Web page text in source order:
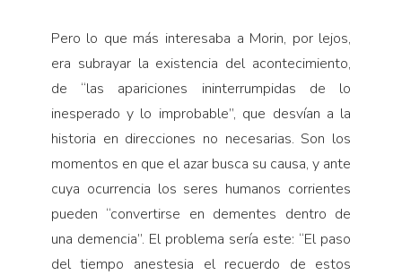
Pero lo que más interesaba a Morin, por lejos,
era subrayar la existencia del acontecimiento,
de “las apariciones ininterrumpidas de lo
inesperado y lo improbable”, que desvían a la
historia en direcciones no necesarias. Son los
momentos en que el azar busca su causa, y ante
cuya ocurrencia los seres humanos corrientes
pueden “convertirse en dementes dentro de
una demencia”. El problema sería este: “El paso
del tiempo anestesia el recuerdo de estos